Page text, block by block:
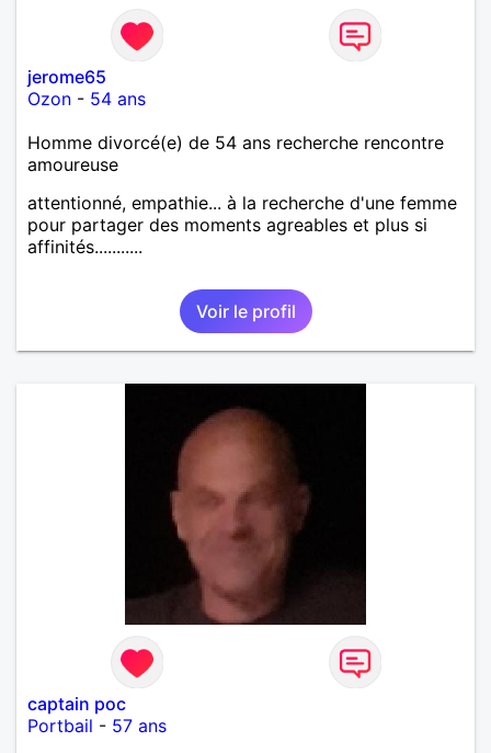
jerome65
Ozon - 54 ans
Homme divorcé(e) de 54 ans recherche rencontre
amoureuse
attentionné, empathie... à la recherche d'une femme
pour partager des moments agreables et plus si
affinités...........
Voir le profil
captain poc
Portbail - 57 ans